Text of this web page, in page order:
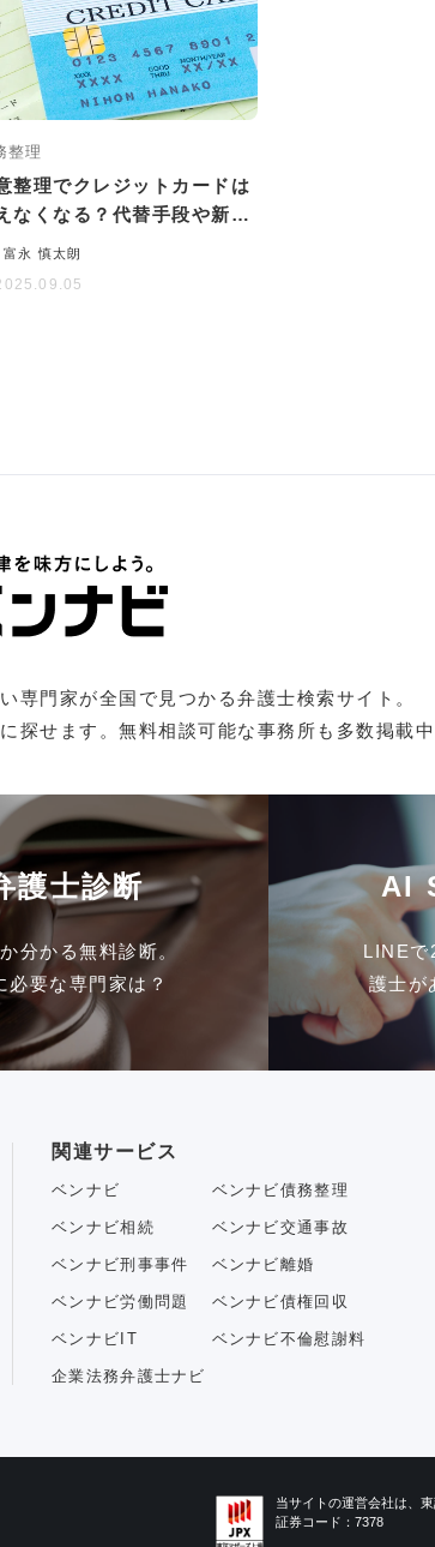
整理
整理でクレジットカードは
なくなる？代替手段や新規
のポイントも解説
富永 慎太朗
専門家が全国で見つかる弁護士検索サイト。
探せます。無料相談可能な事務所も多数掲載中
護士診断
分かる無料診断。
必要な専門家は？
AI
LINEで
護士が
関連サービス
ベンナビ ベンナビ債務整理
ベンナビ相続 ベンナビ交通事故
ベンナビ刑事事件 ベンナビ離婚
ベンナビ労働問題 ベンナビ債権回収
ベンナビIT ベンナビ不倫慰謝料
企業法務弁護士ナビ
当サイトの運営会社は、
証券コード：7378